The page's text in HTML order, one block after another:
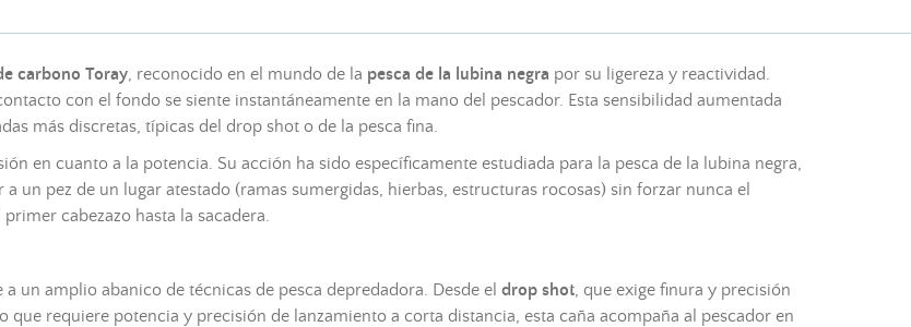
carbono Toray, reconocido en el mundo de la pesca de la lubina negra por su ligereza y reactividad.
con el fondo se siente instantáneamente en la mano del pescador. Esta sensibilidad aumentada
más discretas, típicas del drop shot o de la pesca fina.
en cuanto a la potencia. Su acción ha sido específicamente estudiada para la pesca de la lubina negra,
a un pez de un lugar atestado (ramas sumergidas, hierbas, estructuras rocosas) sin forzar nunca el
cabezazo hasta la sacadera.
un amplio abanico de técnicas de pesca depredadora. Desde el drop shot, que exige finura y precisión
que requiere potencia y precisión de lanzamiento a corta distancia, esta caña acompaña al pescador en